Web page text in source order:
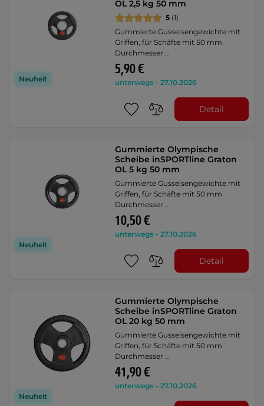
Neuheit
OL 2,5 kg 50 mm
5 (1)
Gummierte Gusseisengewichte mit
Griffen, für Schäfte mit 50 mm
Durchmesser …
5,90 €
unterwegs – 27.10.2026
Detail
Neuheit
Gummierte Olympische
Scheibe inSPORTline Graton
OL 5 kg 50 mm
Gummierte Gusseisengewichte mit
Griffen, für Schäfte mit 50 mm
Durchmesser …
10,50 €
unterwegs – 27.10.2026
Detail
Neuheit
Gummierte Olympische
Scheibe inSPORTline Graton
OL 20 kg 50 mm
Gummierte Gusseisengewichte mit
Griffen, für Schäfte mit 50 mm
Durchmesser …
41,90 €
unterwegs – 27.10.2026